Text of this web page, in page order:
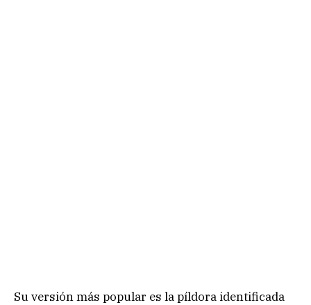
Su versión más popular es la píldora identificada